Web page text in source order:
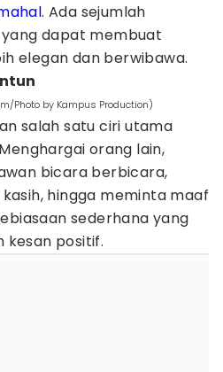
. Ada sejumlah
dapat membuat
elegan dan berwibawa.
Photo by Kampus Production)
salah satu ciri utama
orang lain,
bicara berbicara,
hingga meminta maaf
sederhana yang
kesan positif.